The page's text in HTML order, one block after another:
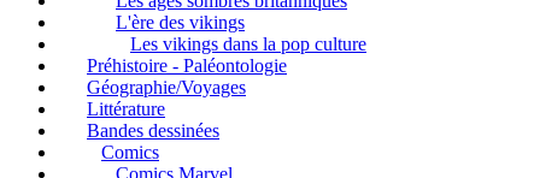
L'ère des vikings
Les vikings dans la pop culture
Préhistoire - Paléontologie
Géographie/Voyages
Littérature
Bandes dessinées
Comics
Comics Marvel